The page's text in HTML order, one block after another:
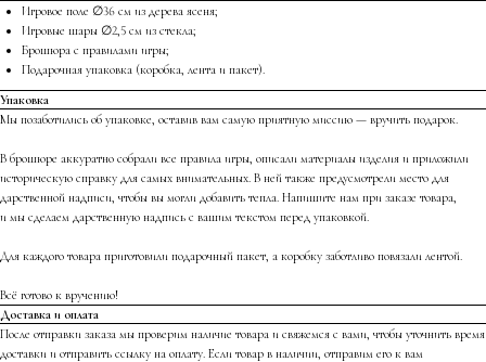
Игровое поле ∅36 см из дерева ясеня;
Игровые шары ∅2,5 см из стекла;
Брошюра с правилами игры;
Подарочная упаковка (коробка, лента и пакет).
Упаковка
Мы позаботились об упаковке, оставив вам самую приятную миссию — вручить подарок.
В брошюре аккуратно собрали все правила игры, описали материалы изделия и приложили
историческую справку для самых внимательных. В ней также предусмотрели место для
дарственной надписи, чтобы вы могли добавить тепла. Напишите нам при заказе товара,
и мы сделаем дарственную надпись с вашим текстом перед упаковкой.
Для каждого товара приготовили подарочный пакет, а коробку заботливо повязали лентой.
Всё готово к вручению!
Доставка и оплата
После отправки заказа мы проверим наличие товара и свяжемся с вами, чтобы уточнить время
доставки и отправить ссылку на оплату. Если товар в наличии, отправим его к вам